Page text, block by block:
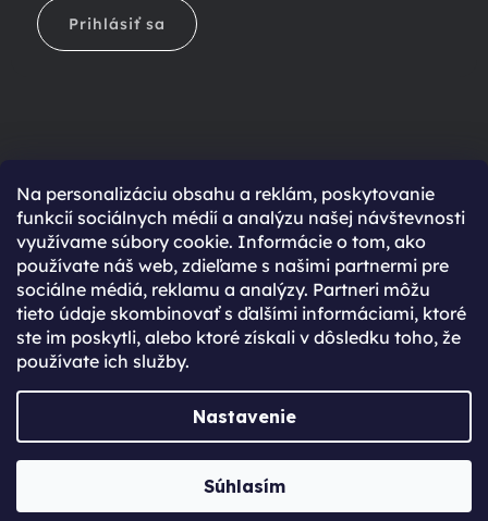
Na personalizáciu obsahu a reklám, poskytovanie
funkcií sociálnych médií a analýzu našej návštevnosti
využívame súbory cookie. Informácie o tom, ako
používate náš web, zdieľame s našimi partnermi pre
sociálne médiá, reklamu a analýzy. Partneri môžu
tieto údaje skombinovať s ďalšími informáciami, ktoré
ste im poskytli, alebo ktoré získali v dôsledku toho, že
používate ich služby.
Nastavenie
Súhlasím
Prihlásiť sa
Ešte nemáte účet?
Rýchlejší nákup vďaka uloženým údajom
Prehľad o stave objednávky
Kompletná história objednávok
Špeciálne akcie, novinky a zľavy pre registrovaných
Vytvoril Shoptet Premium
JabkoLevně.sk. Všetky práva vyhradené.